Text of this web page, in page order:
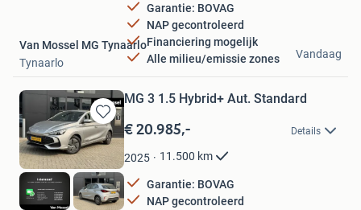
Garantie: BOVAG
NAP gecontroleerd
Financiering mogelijk
Alle milieu/emissie zones
Van Mossel MG Tynaarlo
Tynaarlo
Vandaag
Bewaren
in
Mijn
Favorieten
MG 3 1.5 Hybrid+ Aut. Standard
€ 20.985,- Details
2025 11.500 km
Garantie: BOVAG
NAP gecontroleerd